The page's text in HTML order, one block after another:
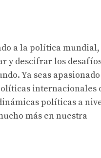
a la política mundial,
y descifrar los
Ya seas apasionado
internacionales
políticas a
más en nuestra